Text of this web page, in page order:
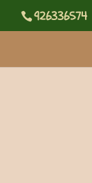
926336574